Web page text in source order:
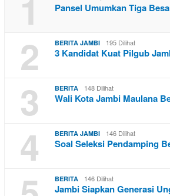
1 Pansel Umumkan Tiga
2 BERITA JAMBI 195 Dilihat
3 Kandidat Kuat Pilgub
3 BERITA 148 Dilihat
Wali Kota Jambi Maulana
4 BERITA JAMBI 146 Dilihat
Soal Seleksi Pendamping
BERITA 146 Dilihat
Jambi Siapkan Generasi